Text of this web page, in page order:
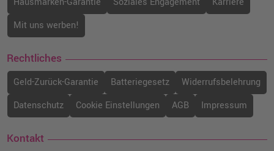
Mit uns werben!
Rechtliches
Geld-Zurück-Garantie Batteriegesetz
Widerrufsbelehrung
Datenschutz
Cookie Einstellungen AGB Impressum
Kontakt